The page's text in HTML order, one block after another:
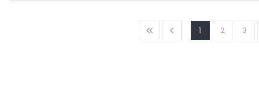
1 2 3